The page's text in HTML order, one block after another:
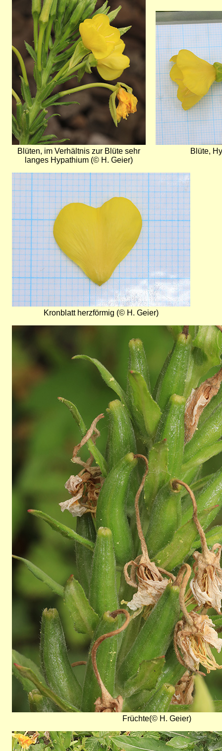
Blüten, im Verhältnis zur Blüte sehr
langes Hypathium (© H. Geier)
Bild
Blüte,
Bild
Kronblatt herzförmig (© H. Geier)
Früchte(© H. Geier)
Bild